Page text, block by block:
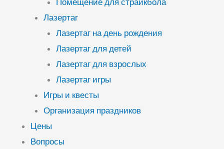
Лазертаг
Лазертаг на день рождения
Лазертаг для детей
Лазертаг для взрослых
Лазертаг игры
Игры и квесты
Организация праздников
Цены
Вопросы